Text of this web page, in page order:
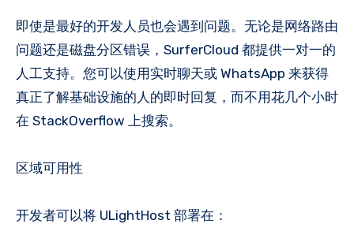
即使是最好的开发人员也会遇到问题。无论是网络路由
问题还是磁盘分区错误，SurferCloud 都提供一对一的
人工支持。您可以使用实时聊天或 WhatsApp 来获得
真正了解基础设施的人的即时回复，而不用花几个小时
在 StackOverflow 上搜索。
区域可用性
开发者可以将 ULightHost 部署在：